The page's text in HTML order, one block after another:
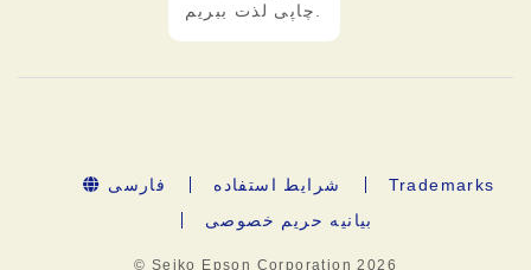
چاپی لذت ببریم.
فارسی شرایط استفاده
Trademarks
بیانیه حریم خصوصی
© Seiko Epson Corporation2026